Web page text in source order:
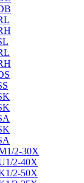
2-30X
2-40X
2-50X